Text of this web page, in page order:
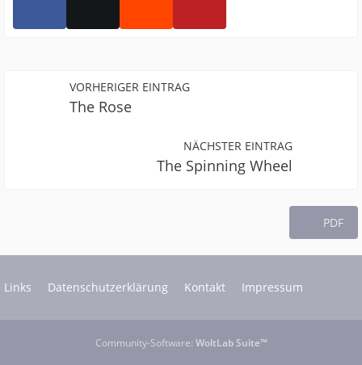
VORHERIGER EINTRAG
The Rose
NÄCHSTER EINTRAG
The Spinning Wheel
PDF
Links Datenschutzerklärung Kontakt Impressum
Community-Software: WoltLab Suite™